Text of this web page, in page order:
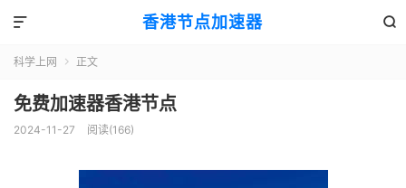
香港节点加速器 

科学上网  正文
免费加速器香港节点
2024-11-27 阅读(166)